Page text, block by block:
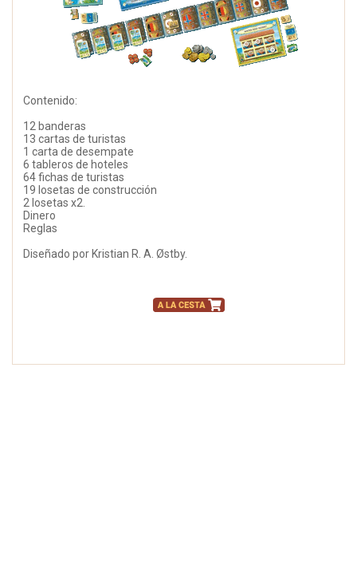
Contenido:
12 banderas
13 cartas de turistas
1 carta de desempate
6 tableros de hoteles
64 fichas de turistas
19 losetas de construcción
2 losetas x2.
Dinero
Reglas
Diseñado por Kristian R. A. Østby.